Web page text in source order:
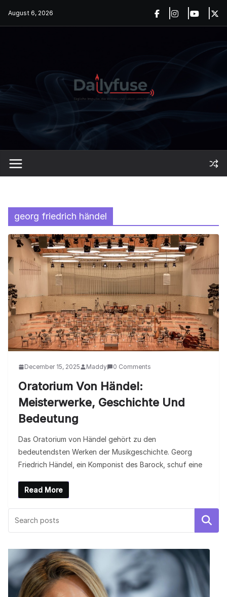
August 6, 2026
georg friedrich händel
December 15, 2025 Maddy 0 Comments
Oratorium Von Händel:
Meisterwerke, Geschichte Und
Bedeutung
Das Oratorium von Händel gehört zu den
bedeutendsten Werken der Musikgeschichte. Georg
Friedrich Händel, ein Komponist des Barock, schuf eine
Read More
Search